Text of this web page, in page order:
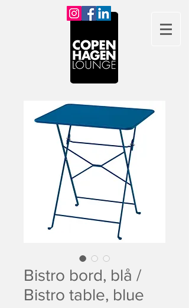
Bistro bord, blå /
Bistro table, blue